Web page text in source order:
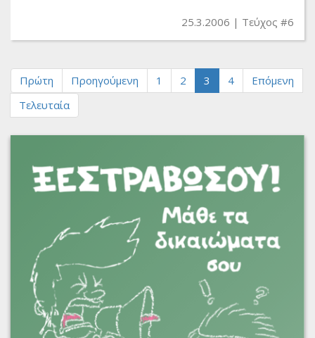
25.3.2006 Τεύχος #6
Πρώτη Προηγούμενη 1 2 3 4
Επόμενη
Τελευταία